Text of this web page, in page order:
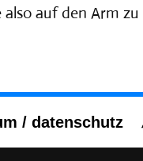
auf den Arm
/ datenschutz